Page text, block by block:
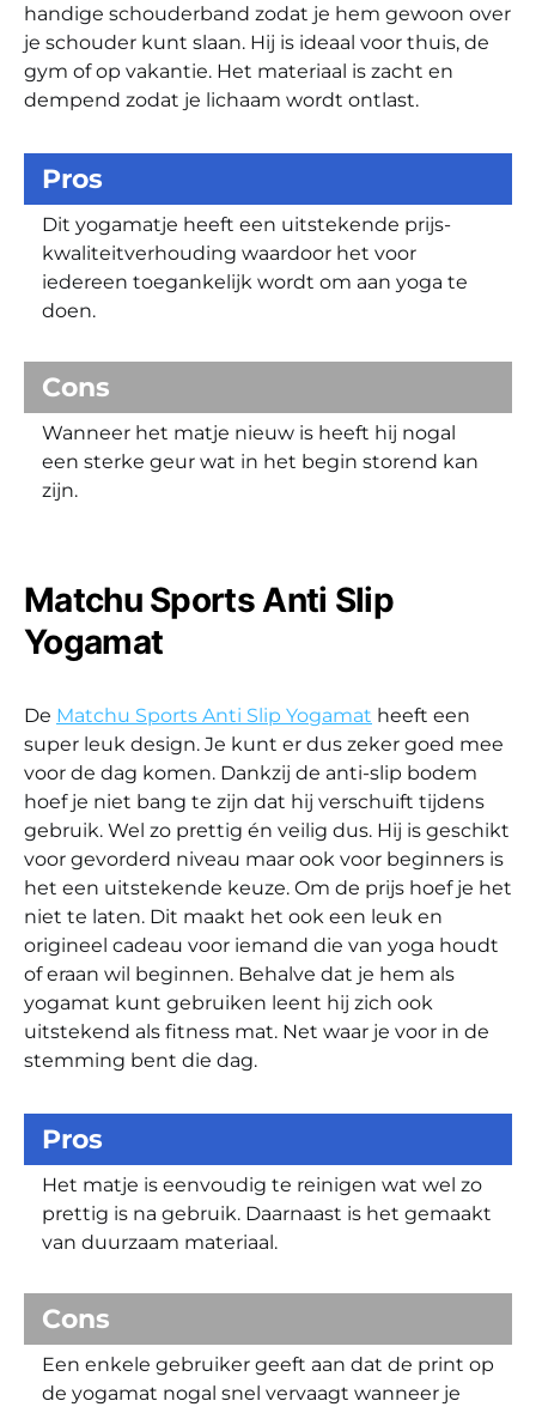
handige schouderband zodat je hem gewoon over
je schouder kunt slaan. Hij is ideaal voor thuis, de
gym of op vakantie. Het materiaal is zacht en
dempend zodat je lichaam wordt ontlast.
Pros
Dit yogamatje heeft een uitstekende prijs-
kwaliteitverhouding waardoor het voor
iedereen toegankelijk wordt om aan yoga te
doen.
Cons
Wanneer het matje nieuw is heeft hij nogal
een sterke geur wat in het begin storend kan
zijn.
Matchu Sports Anti Slip
Yogamat
De Matchu Sports Anti Slip Yogamat heeft een
super leuk design. Je kunt er dus zeker goed mee
voor de dag komen. Dankzij de anti-slip bodem
hoef je niet bang te zijn dat hij verschuift tijdens
gebruik. Wel zo prettig én veilig dus. Hij is geschikt
voor gevorderd niveau maar ook voor beginners is
het een uitstekende keuze. Om de prijs hoef je het
niet te laten. Dit maakt het ook een leuk en
origineel cadeau voor iemand die van yoga houdt
of eraan wil beginnen. Behalve dat je hem als
yogamat kunt gebruiken leent hij zich ook
uitstekend als fitness mat. Net waar je voor in de
stemming bent die dag.
Pros
Het matje is eenvoudig te reinigen wat wel zo
prettig is na gebruik. Daarnaast is het gemaakt
van duurzaam materiaal.
Cons
Een enkele gebruiker geeft aan dat de print op
de yogamat nogal snel vervaagt wanneer je